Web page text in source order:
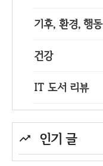
기후, 환경, 행동
건강
IT 도서 리뷰
인기 글